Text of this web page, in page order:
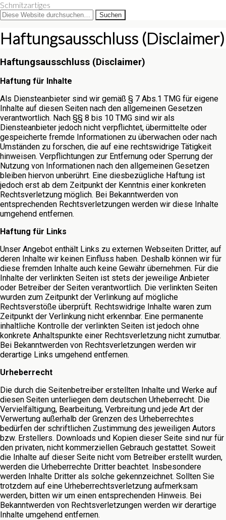
Schmitzartiges
Haftungsausschluss (Disclaimer)
Haftungsausschluss (Disclaimer)
Haftung für Inhalte
Als Diensteanbieter sind wir gemäß § 7 Abs.1 TMG für eigene
Inhalte auf diesen Seiten nach den allgemeinen Gesetzen
verantwortlich. Nach §§ 8 bis 10 TMG sind wir als
Diensteanbieter jedoch nicht verpflichtet, übermittelte oder
gespeicherte fremde Informationen zu überwachen oder nach
Umständen zu forschen, die auf eine rechtswidrige Tätigkeit
hinweisen. Verpflichtungen zur Entfernung oder Sperrung der
Nutzung von Informationen nach den allgemeinen Gesetzen
bleiben hiervon unberührt. Eine diesbezügliche Haftung ist
jedoch erst ab dem Zeitpunkt der Kenntnis einer konkreten
Rechtsverletzung möglich. Bei Bekanntwerden von
entsprechenden Rechtsverletzungen werden wir diese Inhalte
umgehend entfernen.
Haftung für Links
Unser Angebot enthält Links zu externen Webseiten Dritter, auf
deren Inhalte wir keinen Einfluss haben. Deshalb können wir für
diese fremden Inhalte auch keine Gewähr übernehmen. Für die
Inhalte der verlinkten Seiten ist stets der jeweilige Anbieter
oder Betreiber der Seiten verantwortlich. Die verlinkten Seiten
wurden zum Zeitpunkt der Verlinkung auf mögliche
Rechtsverstöße überprüft. Rechtswidrige Inhalte waren zum
Zeitpunkt der Verlinkung nicht erkennbar. Eine permanente
inhaltliche Kontrolle der verlinkten Seiten ist jedoch ohne
konkrete Anhaltspunkte einer Rechtsverletzung nicht zumutbar.
Bei Bekanntwerden von Rechtsverletzungen werden wir
derartige Links umgehend entfernen.
Urheberrecht
Die durch die Seitenbetreiber erstellten Inhalte und Werke auf
diesen Seiten unterliegen dem deutschen Urheberrecht. Die
Vervielfältigung, Bearbeitung, Verbreitung und jede Art der
Verwertung außerhalb der Grenzen des Urheberrechtes
bedürfen der schriftlichen Zustimmung des jeweiligen Autors
bzw. Erstellers. Downloads und Kopien dieser Seite sind nur für
den privaten, nicht kommerziellen Gebrauch gestattet. Soweit
die Inhalte auf dieser Seite nicht vom Betreiber erstellt wurden,
werden die Urheberrechte Dritter beachtet. Insbesondere
werden Inhalte Dritter als solche gekennzeichnet. Sollten Sie
trotzdem auf eine Urheberrechtsverletzung aufmerksam
werden, bitten wir um einen entsprechenden Hinweis. Bei
Bekanntwerden von Rechtsverletzungen werden wir derartige
Inhalte umgehend entfernen.